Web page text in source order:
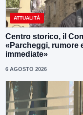
ATTUALITÀ
Centro storico, il
«Parcheggi, rumore
immediate»
6 AGOSTO 2026